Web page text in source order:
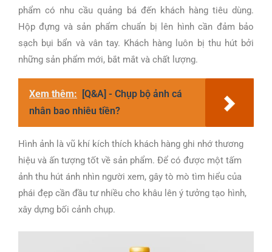
phẩm có nhu cầu quảng bá đến khách hàng tiêu dùng.
Hộp đựng và sản phẩm chuẩn bị lên hình cần đảm bảo
sạch bụi bẩn và vân tay. Khách hàng luôn bị thu hút bởi
những sản phẩm mới, bắt mắt và chất lượng.
Xem thêm:
[Q&A] - Chụp bộ ảnh cá
nhân bao nhiêu tiền?
Hình ảnh là vũ khí kích thích khách hàng ghi nhớ thương
hiệu và ấn tượng tốt về sản phẩm. Để có được một tấm
ảnh thu hút ánh nhìn người xem, gây tò mò tìm hiểu của
phái đẹp cần đầu tư nhiều cho khâu lên ý tưởng tạo hình,
xây dựng bối cảnh chụp.